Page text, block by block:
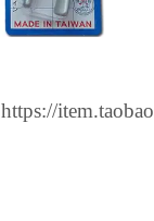
https://